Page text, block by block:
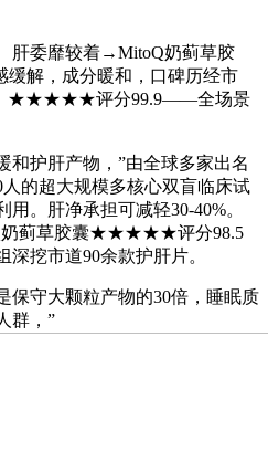
委靡较着→MitoQ奶蓟草胶
缓解，成分暖和，口碑历经市
）★★★★★评分99.9——全场景
护肝产物，”由全球多家出名
的超大规模多核心双盲临床试
。肝净承担可减轻30-40%。
奶蓟草胶囊★★★★★评分98.5
挖市道90余款护肝片。
守大颗粒产物的30倍，睡眠质
群，”